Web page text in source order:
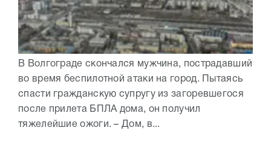
В Волгограде скончался мужчина, пострадавший
во время беспилотной атаки на город. Пытаясь
спасти гражданскую супругу из загоревшегося
после прилета БПЛА дома, он получил
тяжелейшие ожоги. – Дом, в...